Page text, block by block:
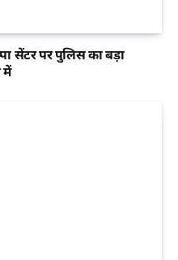
सेंटर पर पुलिस का बड़ा
में